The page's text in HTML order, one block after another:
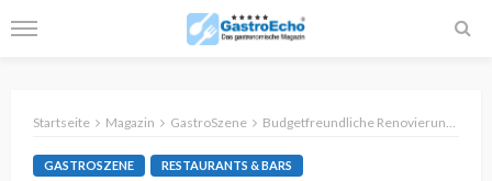
Startseite Magazin GastroSzene Budgetfreundliche Renovierung von Restaurants
GASTROSZENE RESTAURANTS & BARS